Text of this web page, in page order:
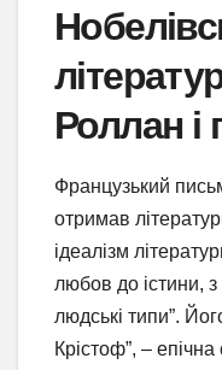
Роллан і
Французький
отримав
ідеалізм
любов до істини, з
людські типи”.
Крістоф”, –